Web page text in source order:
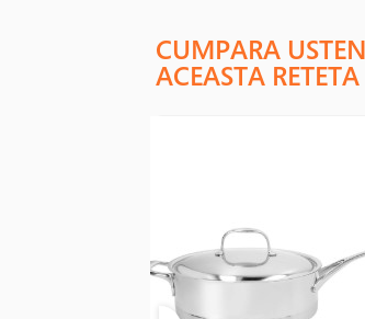
CUMPARA
ACEASTA RETETA